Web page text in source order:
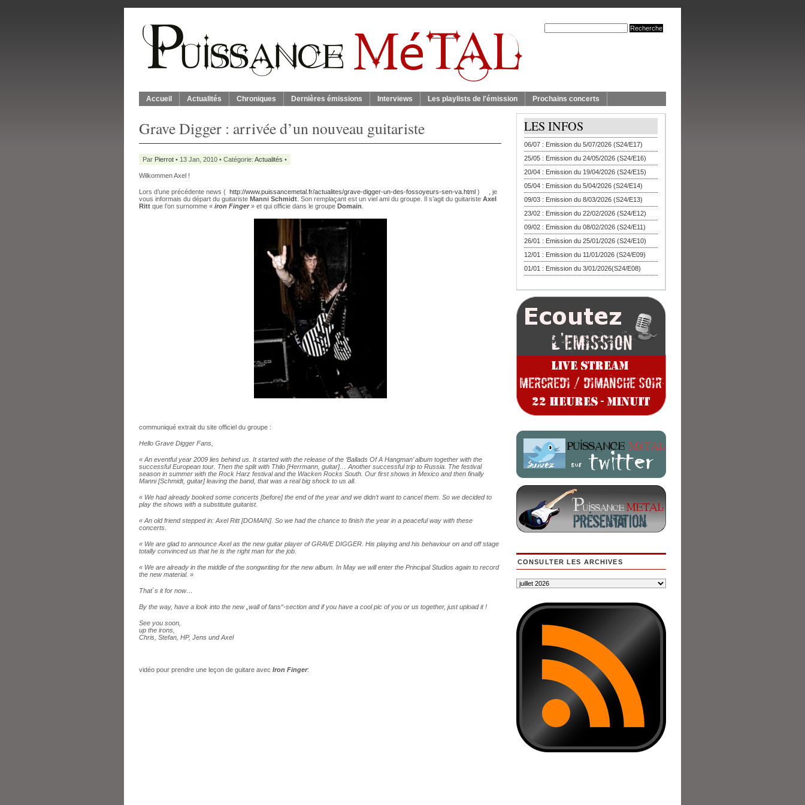
Accueil Actualités Chroniques Dernières émissions Interviews Les playlists de l'émission Prochains concerts
Grave Digger : arrivée d’un nouveau guitariste
Par Pierrot • 13 Jan, 2010 • Catégorie: Actualités •
Wilkommen Axel !
Lors d’une précédente news ( http://www.puissancemetal.fr/actualites/grave-digger-un-des-fossoyeurs-sen-va.html ) , je
vous informais du départ du guitariste Manni Schmidt . Son remplaçant est un viel ami du groupe. Il s’agit du guitariste Axel
Ritt que l’on surnomme « iron Finger» et qui officie dans le groupe Domain
communiqué extrait du site officiel du groupe :
Hello Grave Digger Fans,
« An eventful year 2009 lies behind us. It started with the release of the ‘Ballads Of A Hangman’ album together with the
successful European tour. Then the split with Thilo [Herrmann, guitar]… Another successful trip to Russia. The festival
season in summer with the Rock Harz festival and the Wacken Rocks South. Our first shows in Mexico and then finally
Manni [Schmidt, guitar] leaving the band, that was a real big shock to us all.
« We had already booked some concerts [before] the end of the year and we didn’t want to cancel them. So we decided to
play the shows with a substitute guitarist.
« An old friend stepped in: Axel Ritt [DOMAIN]. So we had the chance to finish the year in a peaceful way with these
concerts.
« We are glad to announce Axel as the new guitar player of GRAVE DIGGER. His playing and his behaviour on and off stage
totally convinced us that he is the right man for the job.
« We are already in the middle of the songwriting for the new album. In May we will enter the Principal Studios again to record
the new material. »
That`s it for now…
By the way, have a look into the new „wall of fans“-section and if you have a cool pic of you or us together, just upload it !
See you soon,
up the irons,
Chris, Stefan, HP, Jens und Axel
vidéo pour prendre une leçon de guitare avec Iron Finger:
LES INFOS
06/07 : Emission du 5/07/2026 (S24/E17)
25/05 : Emission du 24/05/2026 (S24/E16)
20/04 : Emission du 19/04/2026 (S24/E15)
05/04 : Emission du 5/04/2026 (S24/E14)
09/03 : Emission du 8/03/2026 (S24/E13)
23/02 : Emission du 22/02/2026 (S24/E12)
09/02 : Emission du 08/02/2026 (S24/E11)
26/01 : Emission du 25/01/2026 (S24/E10)
12/01 : Emission du 11/01/2026 (S24/E09)
01/01 : Emission du 3/01/2026(S24/E08)
CONSULTER LES ARCHIVES